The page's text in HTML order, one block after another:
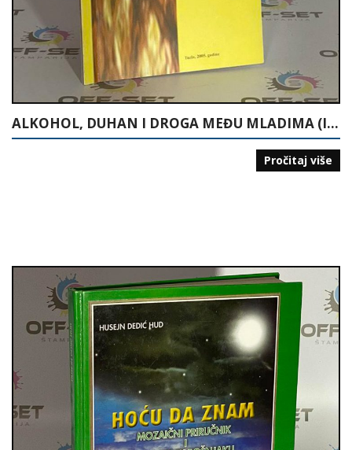
ALKOHOL, DUHAN I DROGA MEĐU MLADIMA (ISTRAŽIVANJE U ŠKOLAMA U TUZLANSKOM KANTONU)
Pročitaj više